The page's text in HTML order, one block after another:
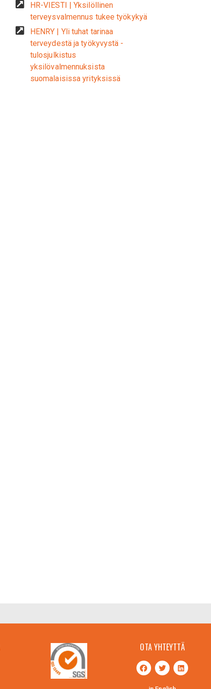
HR-VIESTI | Yksilöllinen
terveysvalmennus tukee työkykyä
HENRY | Yli tuhat tarinaa
terveydestä ja työkyvystä -
tulosjulkistus
yksilövalmennuksista
suomalaisissa yrityksissä
OTA YHTEYTTÄ